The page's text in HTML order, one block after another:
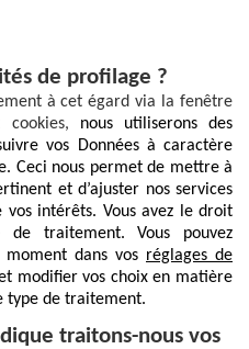
de profilage ?
à cet égard via la fenêtre
cookies, nous utiliserons des
vos Données à caractère
Ceci nous permet de mettre à
et d’ajuster nos services
intérêts. Vous avez le droit
traitement. Vous pouvez
dans vos réglages de
modifier vos choix en matière
type de traitement.
traitons-nous vos